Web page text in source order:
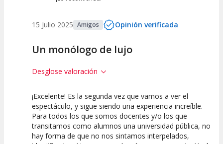
15 Julio 2025 Amigos Opinión verificada
Un monólogo de lujo
Desglose valoración
10
Calidad del
Espectáculo
10
Puesta en
Escena
10
Interpretación
artística
¡Excelente! Es la segunda vez que vamos a ver el
espectáculo, y sigue siendo una experiencia increíble.
Para todos los que somos docentes y/o los que
transitamos como alumnos una universidad pública, no
hay forma de que no nos sintamos interpelados,